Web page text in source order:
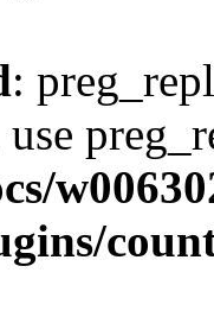
:
use